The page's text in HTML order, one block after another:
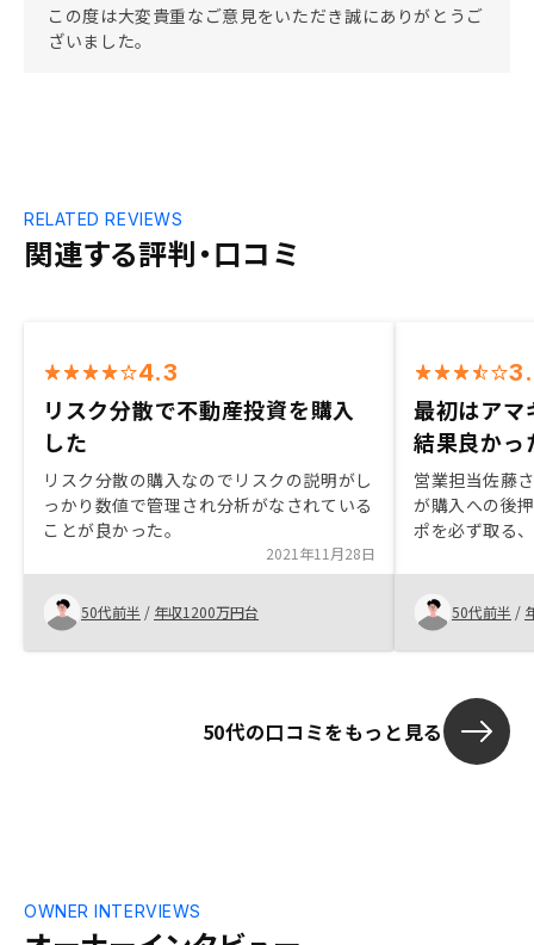
この度は大変貴重なご意見をいただき誠にありがとうご
ざいました。
関連する評判・口コミ
RELATED REVIEWS
4.3
リスク分散で不動産投資を購入
した
リスク分散の購入なのでリスクの説明がし
っかり数値で管理され分析がなされている
ことが良かった。
2021年11月28日
50代前半 / 年収1200万円台
最初はアマ
結果良かっ
営業担当佐藤
が購入への後
ポを必ず取る
今後も任せて
たところも大
審査を前もっ
50代前半 /
50代の口コミをもっと見る
OWNER INTERVIEWS